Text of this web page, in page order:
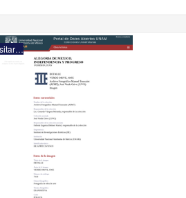
Registro de colección universitaria